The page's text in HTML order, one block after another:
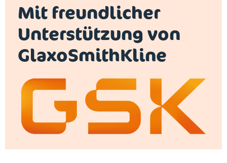
Mit freundlicher
Unterstützung von
GlaxoSmithKline